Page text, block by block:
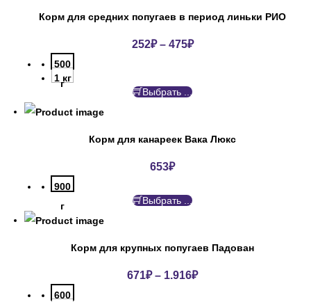
Корм для средних попугаев в период линьки РИО
252₽– 475₽
500
г
1 кг
Выбрать ...
Корм для канареек Вака Люкс
653₽
900
г
Выбрать ...
Корм для крупных попугаев Падован
671₽– 1.916₽
600